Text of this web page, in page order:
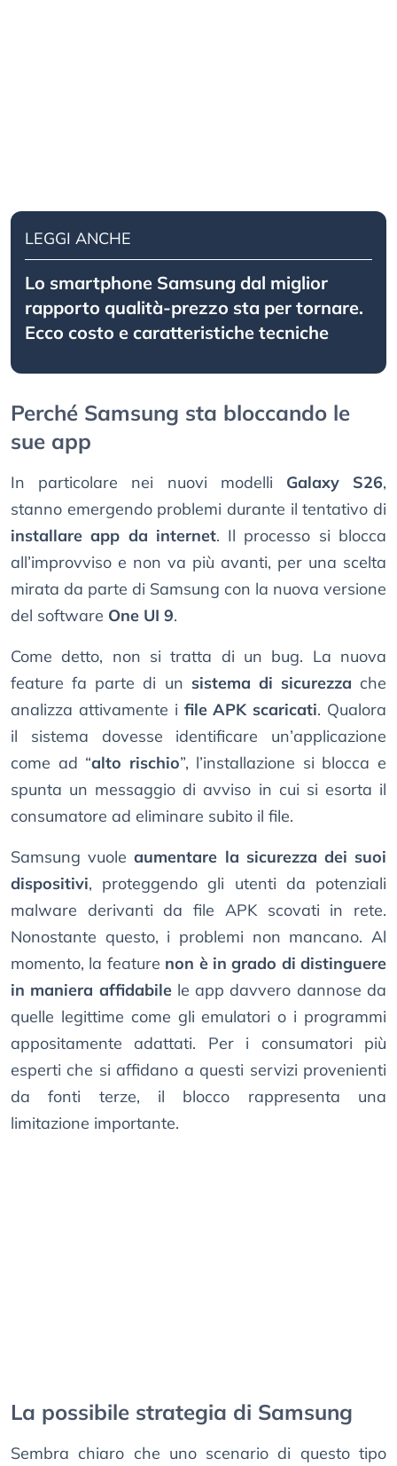
LEGGI ANCHE
Lo smartphone Samsung dal miglior
rapporto qualità-prezzo sta per tornare.
Ecco costo e caratteristiche tecniche
Perché Samsung sta bloccando le
sue app
In particolare nei nuovi modelli Galaxy S26,
stanno emergendo problemi durante il tentativo di
installare app da internet. Il processo si blocca
all’improvviso e non va più avanti, per una scelta
mirata da parte di Samsung con la nuova versione
del software One UI 9.
Come detto, non si tratta di un bug. La nuova
feature fa parte di un sistema di sicurezza che
analizza attivamente i file APK scaricati. Qualora
il sistema dovesse identificare un’applicazione
come ad “alto rischio”, l’installazione si blocca e
spunta un messaggio di avviso in cui si esorta il
consumatore ad eliminare subito il file.
Samsung vuoleaumentare la sicurezza dei suoi
dispositivi, proteggendo gli utenti da potenziali
malware derivanti da file APK scovati in rete.
Nonostante questo, i problemi non mancano. Al
momento, la feature non è in grado di distinguere
in maniera affidabilele app davvero dannose da
quelle legittime come gli emulatori o i programmi
appositamente adattati. Per i consumatori più
esperti che si affidano a questi servizi provenienti
da fonti terze, il blocco rappresenta una
limitazione importante.
La possibile strategia di Samsung
Sembra chiaro che uno scenario di questo tipo